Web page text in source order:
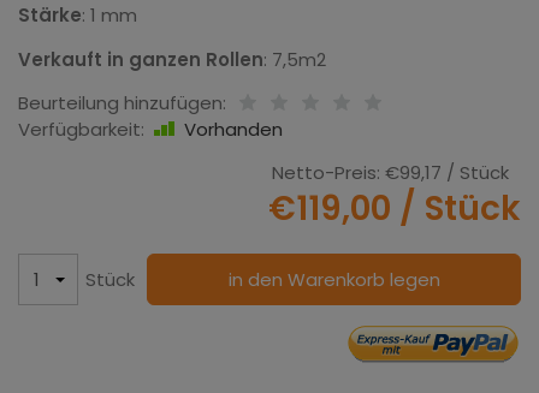
Stärke: 1 mm
Verkauft in ganzen Rollen: 7,5m2
Beurteilung hinzufügen:
Verfügbarkeit:
Vorhanden
Netto-Preis: €99,17 / Stück
€119,00 / Stück
Stück in den Warenkorb legen